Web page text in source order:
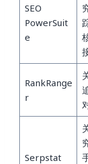
SEO
PowerSuit
e
RankRange
r
Serpstat